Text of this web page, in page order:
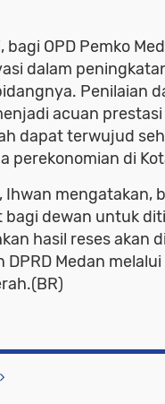
bagi OPD Pemko
dalam
Penilaian
acuan
dapat terwujud
perekonomian di
Ihwan mengatakan,
bagi dewan untuk
hasil reses akan
DPRD Medan